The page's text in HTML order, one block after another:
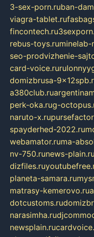
3-sex-porn.ruban-
viagra-tablet.ru
fincontech.ru
rebus-toys.ruminelab-
seo-prodvizhenie-
card-voice.ru
domizbrusa-
a380club.ru
perk-oka.rug-
naruto-x.ru
spayderhed-2022.ru
webamator.ruma-
nv-750.runews-plain.ru
dizfiles.ru
planeta-samara.ru
matrasy-kemerovo.ru
dotcustoms.ru
narasimha.ru
newsplain.ru